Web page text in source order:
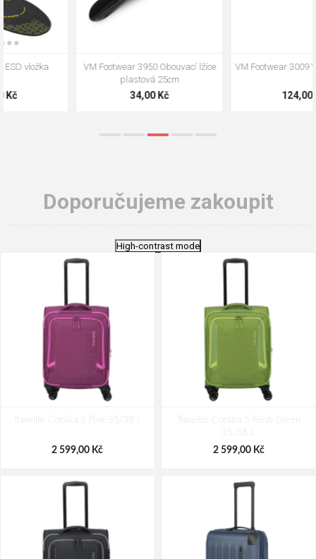
VM Footwear 3009 Vkládací stélka
VM Footwear 3102 Tkaničky
Doporučujeme zakoupit
High-contrast mode
Travelite Corsiica S Pink 35/38 L
2 599,00 Kč
Travelite Corsiica S Fresh Green
35/38 L
2 599,00 Kč